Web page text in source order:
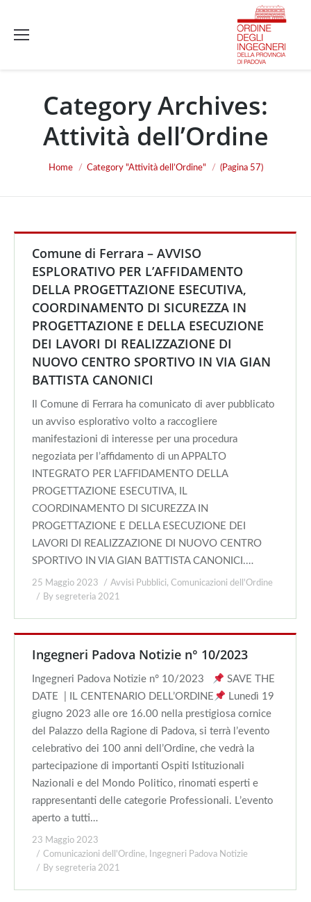
Category Archives:
Attività dell’Ordine
You are here:
Home Category "Attività dell’Ordine" (Pagina 57)
Comune di Ferrara – AVVISO
ESPLORATIVO PER L’AFFIDAMENTO
DELLA PROGETTAZIONE ESECUTIVA,
COORDINAMENTO DI SICUREZZA IN
PROGETTAZIONE E DELLA ESECUZIONE
DEI LAVORI DI REALIZZAZIONE DI
NUOVO CENTRO SPORTIVO IN VIA GIAN
BATTISTA CANONICI
Il Comune di Ferrara ha comunicato di aver pubblicato
un avviso esplorativo volto a raccogliere
manifestazioni di interesse per una procedura
negoziata per l’affidamento di un APPALTO
INTEGRATO PER L’AFFIDAMENTO DELLA
PROGETTAZIONE ESECUTIVA, IL
COORDINAMENTO DI SICUREZZA IN
PROGETTAZIONE E DELLA ESECUZIONE DEI
LAVORI DI REALIZZAZIONE DI NUOVO CENTRO
SPORTIVO IN VIA GIAN BATTISTA CANONICI.…
25 Maggio 2023 Avvisi Pubblici, Comunicazioni dell'Ordine
By segreteria 2021
Ingegneri Padova Notizie n° 10/2023
Ingegneri Padova Notizie n° 10/2023
SAVE THE
DATE | IL CENTENARIO DELL’ORDINE
Lunedì 19
giugno 2023 alle ore 16.00 nella prestigiosa cornice
del Palazzo della Ragione di Padova, si terrà l’evento
celebrativo dei 100 anni dell’Ordine, che vedrà la
partecipazione di importanti Ospiti Istituzionali
Nazionali e del Mondo Politico, rinomati esperti e
rappresentanti delle categorie Professionali. L’evento
aperto a tutti…
23 Maggio 2023
Comunicazioni dell'Ordine,
Ingegneri Padova Notizie
By segreteria 2021